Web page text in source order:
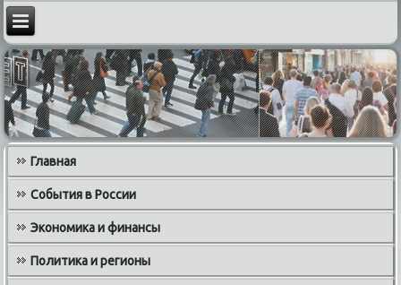
Главная
События в России
Экономика и финансы
Политика и регионы